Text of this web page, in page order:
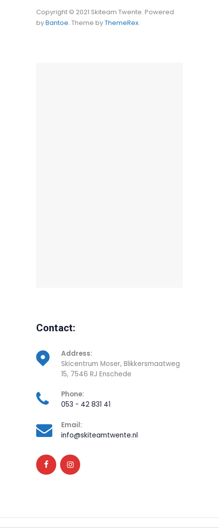
Copyright © 2021 Skiteam Twente. Powered
byBantoe. Theme byThemeRex.
Contact:
Address:
Skicentrum Moser, Blikkersmaatweg
15, 7546 RJ Enschede
Phone:
053 - 42 831 41
Email:
info@skiteamtwente.nl